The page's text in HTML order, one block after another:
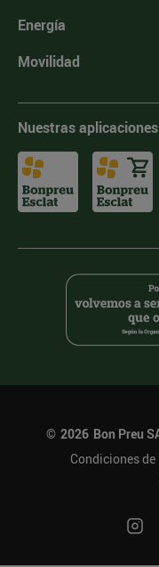
Energía
Movilidad
Nuestras aplicaciones
© 2026 Bon Preu
Condiciones de